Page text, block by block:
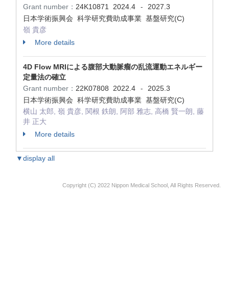
Grant number： 24K10871 2024.4 -
2027.3
日本学術振興会 科学研究費助成事業 基盤研究(C)
嶺 貴彦
More details
4D Flow MRIによる腹部大動脈瘤の乱流運動エネルギー
定量法の確立
Grant number： 22K07808 2022.4 -
2025.3
日本学術振興会 科学研究費助成事業 基盤研究(C)
横山 太郎, 嶺 貴彦, 関根 鉄朗, 阿部 雅志, 高橋 賢一朗, 藤
井 正大
More details
▼display all
Copyright (C) 2022 Nippon Medical School, All Rights Reserved.